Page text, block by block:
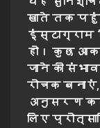
खाते तक
इंस्टाग्राम
हो। कुछ
जाने की
रोचक
अनुसरण
लिए